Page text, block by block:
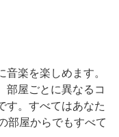
楽を楽しめます。
部屋ごとに異なるコ
す。すべてはあなた
部屋からでもすべて